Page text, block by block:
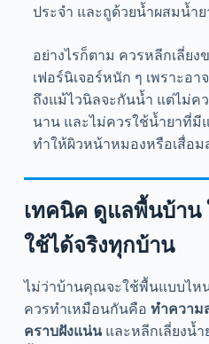
ประจำ และถูด้วยน้ำผสมน้ำ
อย่างไรก็ตาม ควรหลีกเลี่ย
เฟอร์นิเจอร์หนัก ๆ เพราะอ
ถึงแม้ไวนิลจะกันน้ำ แต่ไม่ค
นาน และไม่ควรใช้น้ำยาที่มี
ทำให้ผิวหน้าหมองหรือเสื่อม
เทคนิค ดูแลพื้นบ้าน
ใช้ได้จริงทุกบ้าน
ไม่ว่าบ้านคุณจะใช้พื้นแบบไห
ควรทำเหมือนกันคือ ทำความ
คราบฝังแน่นและหลีกเลี่ยงน้ำ